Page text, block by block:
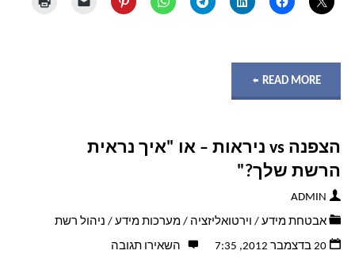
READ MORE "אז
ולתמיד
מה
הצפנה vs ניראות – או "איך נראית
הרשת שלך?"
ADMIN
אבטחת מידע / וירטואליזציה / מערכות מידע / ניהול רשת
20 בדצמבר 2012, 7:35
השאירו תגובה